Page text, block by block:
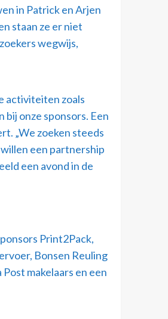
in Patrick en Arjen
staan ze er niet
wegwijs,
activiteiten zoals
onze sponsors. Een
„We zoeken steeds
een partnership
een avond in de
Print2Pack,
Bonsen Reuling
makelaars en een